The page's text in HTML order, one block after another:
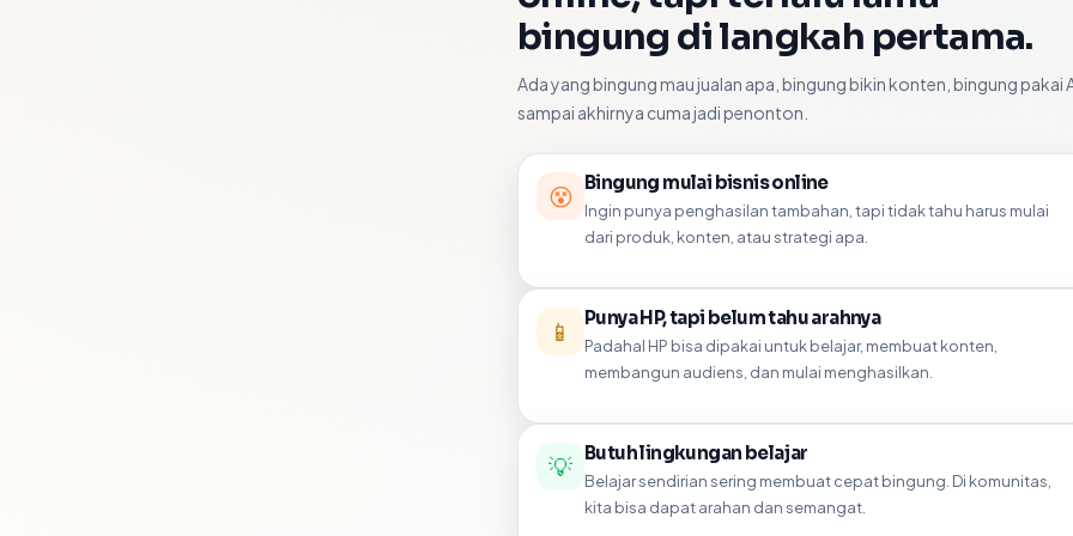
bingung di langkah pertama.
Ada yang bingung mau jualan apa, bingung bikin konten, bingung pakai
sampai akhirnya cuma jadi penonton.
😵 Bingung mulai bisnis online
Ingin punya penghasilan tambahan, tapi tidak tahu harus mulai
dari produk, konten, atau strategi apa.
📱 Punya HP, tapi belum tahu arahnya
Padahal HP bisa dipakai untuk belajar, membuat konten,
membangun audiens, dan mulai menghasilkan.
💡 Butuh lingkungan belajar
Belajar sendirian sering membuat cepat bingung. Di komunitas,
kita bisa dapat arahan dan semangat.